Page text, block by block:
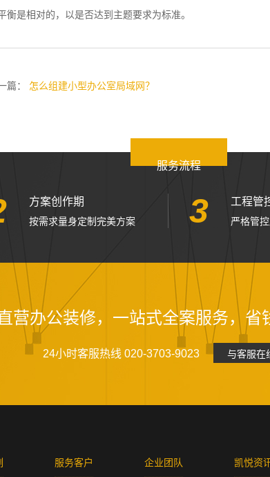
衡是相对的，以是否达到主题要求为标准。
篇： 怎么组建小型办公室局域网？
服务流程
方案创作期
按需求量身定制完美方案 3 工程管
严格管
营办公装修，一站式全案服务，省
24小时客服热线 020-3703-9023 与客服在
服务客户 企业团队 凯悦资